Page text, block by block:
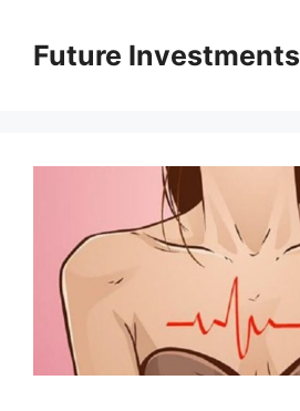
вмістуFuture Investments